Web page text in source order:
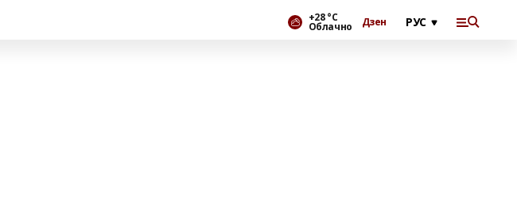
+28 °С
Облачно Дзен